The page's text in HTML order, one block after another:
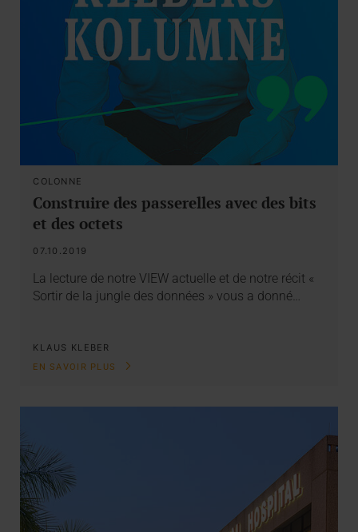
COLONNE
Construire des passerelles avec des bits
et des octets
07.10.2019
La lecture de notre VIEW actuelle et de notre récit «
Sortir de la jungle des données » vous a donné…
KLAUS KLEBER
EN SAVOIR PLUS